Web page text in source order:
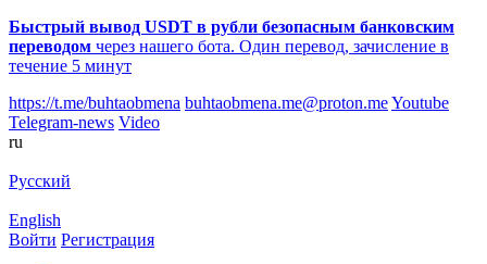
Быстрый вывод USDT в рубли безопасным банковским
переводом через нашего бота. Один перевод, зачисление в
течение 5 минут
https://t.me/buhtaobmena buhtaobmena.me@proton.meYoutube
Telegram-news Video
ru
Русский
English
Войти Регистрация